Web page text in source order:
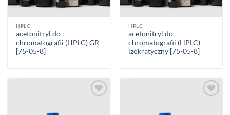
HPLC
acetonitryl do
chromatografii (HPLC) GR
[75-05-8]
HPLC
acetonitryl do
chromatografii (HPLC)
izokratyczny [75-05-8]